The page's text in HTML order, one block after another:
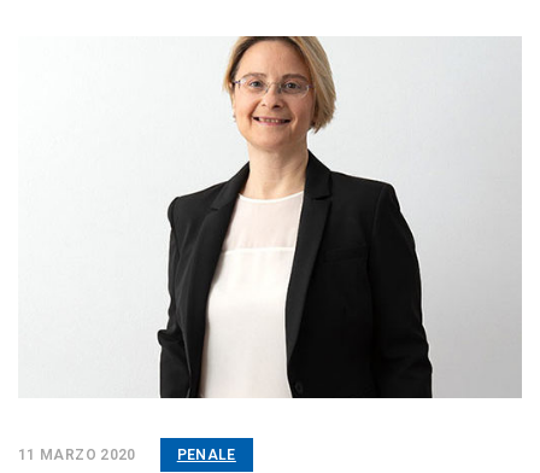
11 MARZO 2020 PENALE